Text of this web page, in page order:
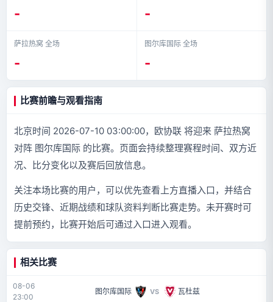
- -
萨拉热窝 全场
-
图尔库国际 全场
-
比赛前瞻与观看指南
北京时间 2026-07-10 03:00:00，欧协联 将迎来 萨拉热窝
对阵 图尔库国际 的比赛。页面会持续整理赛程时间、双方近
况、比分变化以及赛后回放信息。
关注本场比赛的用户，可以优先查看上方直播入口，并结合
历史交锋、近期战绩和球队资料判断比赛走势。未开赛时可
提前预约，比赛开始后可通过入口进入观看。
相关比赛
08-06
23:00
图尔库国际 VS 瓦杜兹